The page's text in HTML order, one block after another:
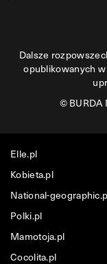
Dalsze
opublikowanych
©BURDA
Elle.pl
Kobieta.pl
National-
Polki.pl
Mamotoja.pl
Cocolita.pl